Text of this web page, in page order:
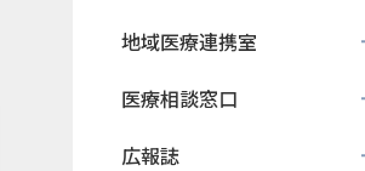
地域医療連携室
医療相談窓口
広報誌